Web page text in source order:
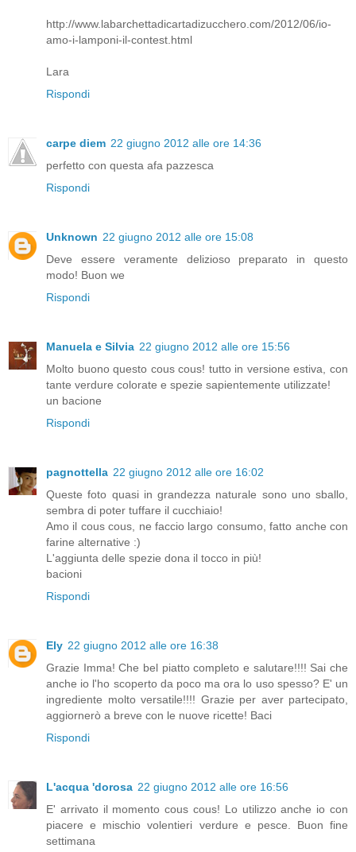
http://www.labarchettadicartadizucchero.com/2012/06/io-
amo-i-lamponi-il-contest.html
Lara
Rispondi
carpe diem 22 giugno 2012 alle ore 14:36
perfetto con questa afa pazzesca
Rispondi
Unknown 22 giugno 2012 alle ore 15:08
Deve essere veramente delizioso preparato in questo
modo! Buon we
Rispondi
Manuela e Silvia 22 giugno 2012 alle ore 15:56
Molto buono questo cous cous! tutto in versione estiva, con
tante verdure colorate e spezie sapientemente utilizzate!
un bacione
Rispondi
pagnottella 22 giugno 2012 alle ore 16:02
Queste foto quasi in grandezza naturale sono uno sballo,
sembra di poter tuffare il cucchiaio!
Amo il cous cous, ne faccio largo consumo, fatto anche con
farine alternative :)
L'aggiunta delle spezie dona il tocco in più!
bacioni
Rispondi
Ely 22 giugno 2012 alle ore 16:38
Grazie Imma! Che bel piatto completo e salutare!!!! Sai che
anche io l'ho scoperto da poco ma ora lo uso spesso? E' un
ingrediente molto versatile!!!! Grazie per aver partecipato,
aggiornerò a breve con le nuove ricette! Baci
Rispondi
L'acqua 'dorosa 22 giugno 2012 alle ore 16:56
E' arrivato il momento cous cous! Lo utilizzo anche io con
piacere e mischio volentieri verdure e pesce. Buon fine
settimana